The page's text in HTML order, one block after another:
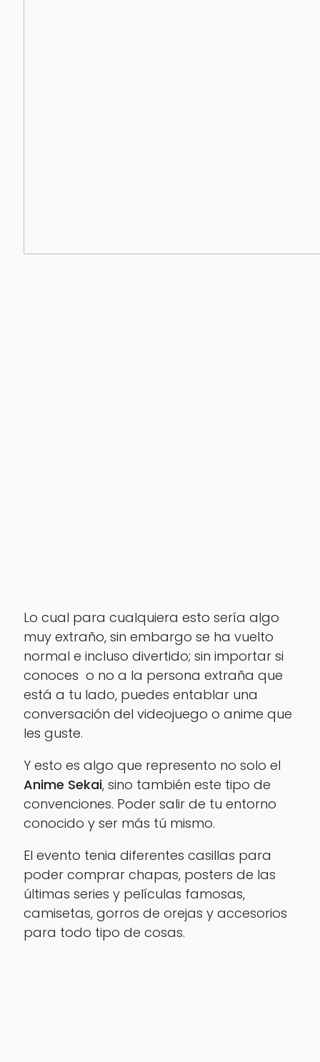
Lo cual para cualquiera esto sería algo
muy extraño, sin embargo se ha vuelto
normal e incluso divertido; sin importar si
conoces o no a la persona extraña que
está a tu lado, puedes entablar una
conversación del videojuego o anime que
les guste.
Y esto es algo que represento no solo el
Anime Sekai, sino también este tipo de
convenciones. Poder salir de tu entorno
conocido y ser más tú mismo.
El evento tenia diferentes casillas para
poder comprar chapas, posters de las
últimas series y películas famosas,
camisetas, gorros de orejas y accesorios
para todo tipo de cosas.